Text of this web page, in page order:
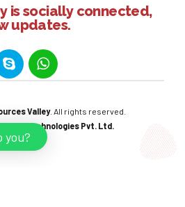
is socially connected,
updates.
Valley. All rights reserved.
Technologies Pvt. Ltd.
you?